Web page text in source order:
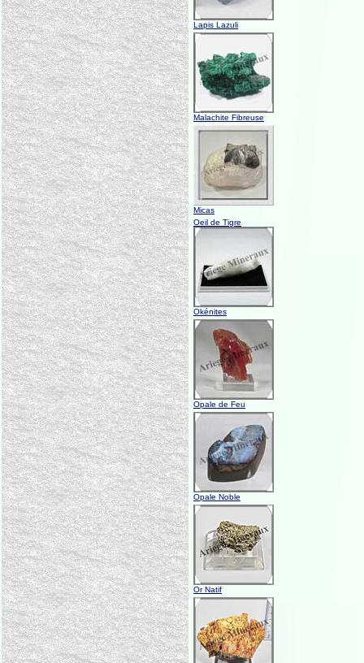
Lapis Lazuli
Malachite Fibreuse
Micas
Oeil de Tigre
Okénites
Opale de Feu
Opale Noble
Or Natif